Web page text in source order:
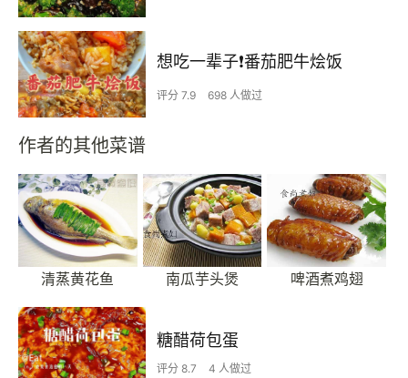
想吃一辈子❗️番茄肥牛烩饭
评分 7.9 698 人做过
作者的其他菜谱
清蒸黄花鱼 南瓜芋头煲 啤酒煮鸡翅
糖醋荷包蛋
评分 8.7 4 人做过